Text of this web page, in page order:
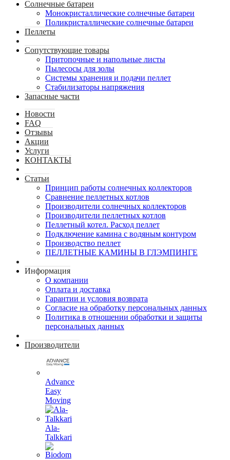
Солнечные батареи
Монокристаллические солнечные батареи
Поликристаллические солнечные батареи
Пеллеты
Сопутствующие товары
Притопочные и напольные листы
Пылесосы для золы
Системы хранения и подачи пеллет
Стабилизаторы напряжения
Запасные части
Новости
FAQ
Отзывы
Акции
Услуги
КОНТАКТЫ
Статьи
Принцип работы солнечных коллекторов
Сравнение пеллетных котлов
Производители солнечных коллекторов
Производители пеллетных котлов
Пеллетный котел. Расход пеллет
Подключение камина с водяным контуром
Производство пеллет
ПЕЛЛЕТНЫЕ КАМИНЫ В ГЛЭМПИНГЕ
Информация
О компании
Оплата и доставка
Гарантии и условия возврата
Согласие на обработку персональных данных
Политика в отношении обработки и защиты
персональных данных
Производители
Advance
Easy
Moving
Ala-
Talkkari